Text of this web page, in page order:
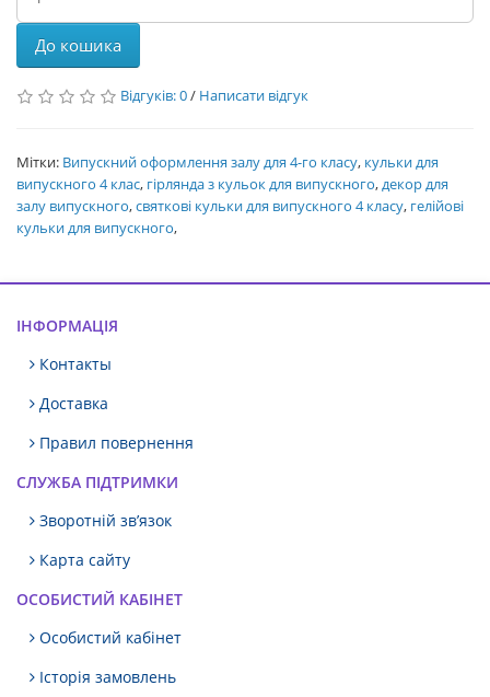
До кошика
Відгуків: 0/ Написати відгук
Мітки: Випускний оформлення залу для 4-го класу, кульки для
випускного 4 клас, гірлянда з кульок для випускного,декор для
залу випускного,святкові кульки для випускного 4 класу, гелійові
кульки для випускного,
ІНФОРМАЦІЯ
Контакты
Доставка
Правил повернення
СЛУЖБА ПІДТРИМКИ
Зворотній зв’язок
Карта сайту
ОСОБИСТИЙ КАБІНЕТ
Особистий кабінет
Історія замовлень